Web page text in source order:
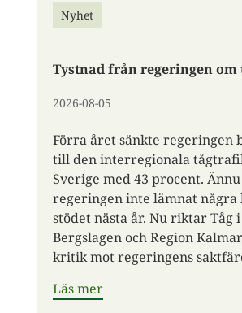
Nyhet
Tystnad från regeringen
2026-08-05
Förra året sänkte regeringen
till den interregionala
Sverige med 43 procent.
regeringen inte lämnat några
stödet nästa år. Nu riktar Tåg i
Bergslagen och Region
kritik mot regeringens
Läs mer